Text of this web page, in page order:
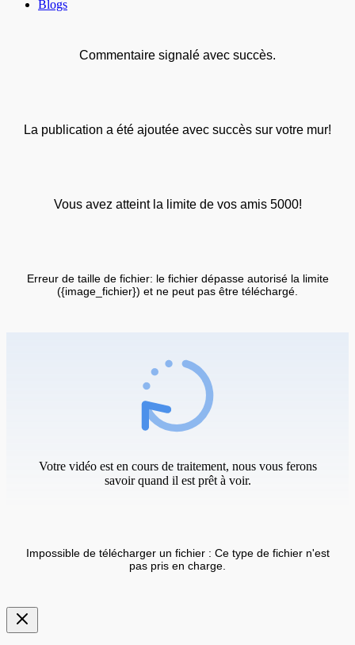
Blogs
Commentaire signalé avec succès.
La publication a été ajoutée avec succès sur votre mur!
Vous avez atteint la limite de vos amis 5000!
Erreur de taille de fichier: le fichier dépasse autorisé la limite
({image_fichier}) et ne peut pas être téléchargé.
Votre vidéo est en cours de traitement, nous vous ferons
savoir quand il est prêt à voir.
Impossible de télécharger un fichier : Ce type de fichier n'est
pas pris en charge.